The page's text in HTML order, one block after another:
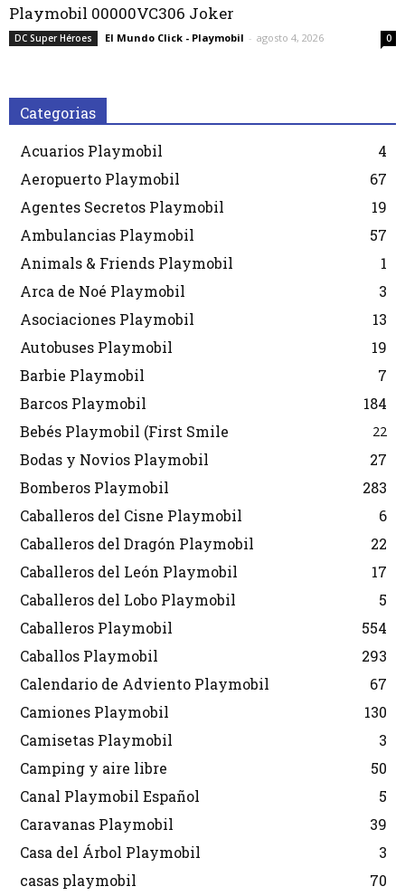
Playmobil 00000VC306 Joker
DC Super Héroes El Mundo Click - Playmobil - agosto 4, 2026 0
Categorias
Acuarios Playmobil
4
Aeropuerto Playmobil
67
Agentes Secretos Playmobil
19
Ambulancias Playmobil
57
Animals & Friends Playmobil
1
Arca de Noé Playmobil
3
Asociaciones Playmobil
13
Autobuses Playmobil
19
Barbie Playmobil
7
Barcos Playmobil
184
Bebés Playmobil (First Smile
22
Bodas y Novios Playmobil
27
Bomberos Playmobil
283
Caballeros del Cisne Playmobil
6
Caballeros del Dragón Playmobil
22
Caballeros del León Playmobil
17
Caballeros del Lobo Playmobil
5
Caballeros Playmobil
554
Caballos Playmobil
293
Calendario de Adviento Playmobil
67
Camiones Playmobil
130
Camisetas Playmobil
3
Camping y aire libre
50
Canal Playmobil Español
5
Caravanas Playmobil
39
Casa del Árbol Playmobil
3
casas playmobil
70